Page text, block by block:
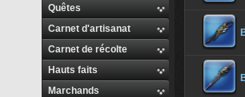
Quêtes
Carnet d'artisanat
Carnet de récolte
Hauts faits
Marchands